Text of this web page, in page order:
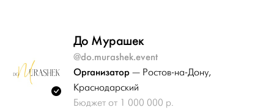
До Мурашек
@do.murashek.event
Организатор — Ростов-на-Дону,
Краснодарский
Бюджет от 1 000 000 р.